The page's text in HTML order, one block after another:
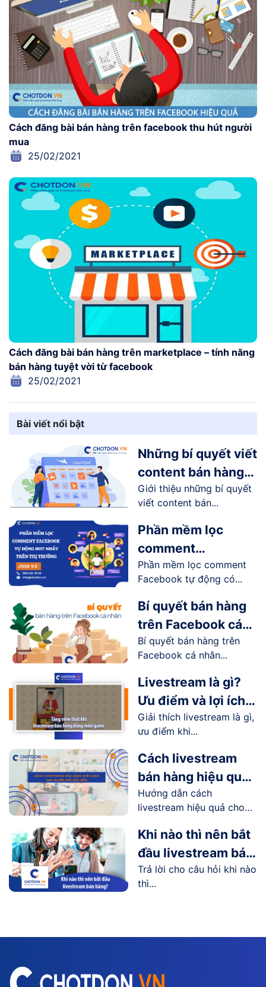
Cách đăng bài bán hàng trên facebook thu hút người
mua
25/02/2021
Cách đăng bài bán hàng trên marketplace – tính năng
bán hàng tuyệt vời từ facebook
25/02/2021
Bài viết nổi bật
Những bí quyết viết
content bán hàng
online trên
Facebook
Giới thiệu những bí quyết
viết content bán...
Phần mềm lọc
comment
Facebook tự động
hot nhất trên thị
trường
Phần mềm lọc comment
Facebook tự động có...
Bí quyết bán hàng
trên Facebook cá
nhân hiệu quả
Bí quyết bán hàng trên
Facebook cá nhân...
Livestream là gì?
Ưu điểm và lợi ích
livestream mang lại
như thế nào?
Giải thích livestream là gì,
ưu điểm khi...
Cách livestream
bán hàng hiệu quả
cho người mới bắt
đầu
Hướng dẫn cách
livestream hiệu quả cho
Khi nào thì nên bắt
đầu livestream bán
hàng?
Trả lời cho câu hỏi khi nào
thì...